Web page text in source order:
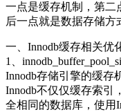
件
存
格
式
一点是缓存机制，第二
后一点就是数据存储方
一、Innodb缓存相关优
1、
Innodb存储引擎的缓存
Innodb不仅仅缓存索引
全相同的数据库，使用